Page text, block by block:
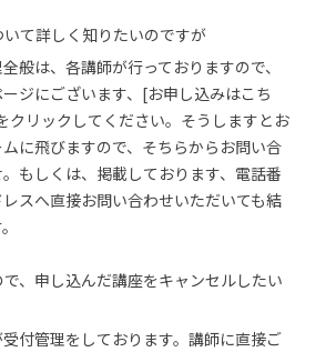
て詳しく知りたいのですが
般は、各講師が行っておりますので、
ジにございます、[お申し込みはこち
クリックしてください。そうしますとお
に飛びますので、そちらからお問い合
もしくは、掲載しております、電話番
スへ直接お問い合わせいただいても結
、申し込んだ講座をキャンセルしたい
付管理をしております。講師に直接ご